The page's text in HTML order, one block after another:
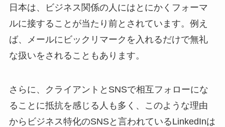
日本は、ビジネス関係の人にはとにかくフォーマ
ルに接することが当たり前とされています。例え
ば、メールにビックリマークを入れるだけで無礼
な扱いをされることもあります。
さらに、クライアントとSNSで相互フォローにな
ることに抵抗を感じる人も多く、このような理由
からビジネス特化のSNSと言われているLinkedInは